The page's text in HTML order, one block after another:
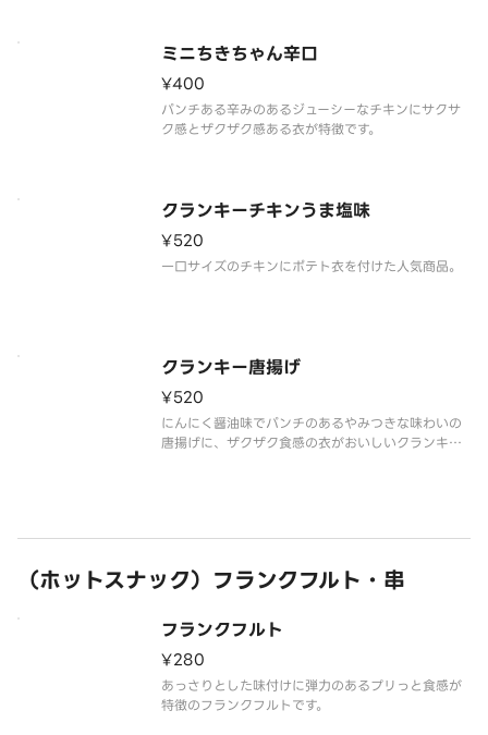
ミニちきちゃん辛口
¥400
パンチある辛みのあるジューシーなチキンにサクサ
ク感とザクザク感ある衣が特徴です。
クランキーチキンうま塩味
¥520
一口サイズのチキンにポテト衣を付けた人気商品。
クランキー唐揚げ
¥520
にんにく醤油味でパンチのあるやみつきな味わいの
唐揚げに、ザクザク食感の衣がおいしいクランキー
（ホットスナック）フランクフルト・串
フランクフルト
¥280
あっさりとした味付けに弾力のあるプリっと食感が
特徴のフランクフルトです。